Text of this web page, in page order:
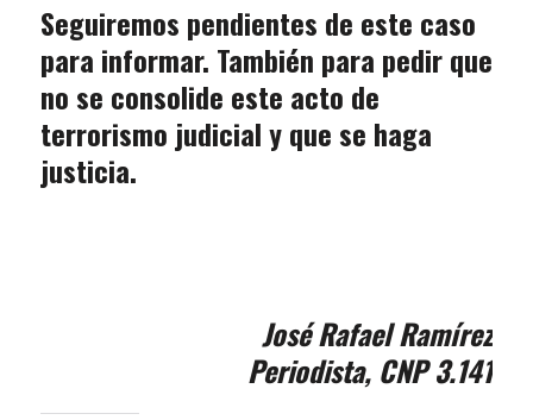
Seguiremos pendientes de este caso
para informar. También para pedir que
no se consolide este acto de
terrorismo judicial y que se haga
justicia.
José Rafael Ramírez
Periodista, CNP 3.141